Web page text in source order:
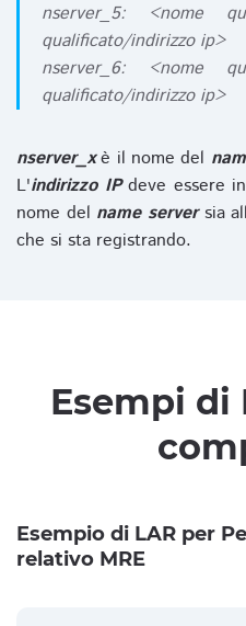
nserver_5: <nome
qualificato/indirizzo ip>
nserver_6: <nome
qualificato/indirizzo ip>
nserver_xè il nome del
L'indirizzo IPdeve essere
nome del name serversia
che si sta registrando.
Esempi di
Esempio di LAR per
relativo MRE